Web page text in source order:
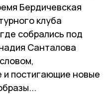
Бердичевская
клуба
собрались под
Санталова
постигающие новые